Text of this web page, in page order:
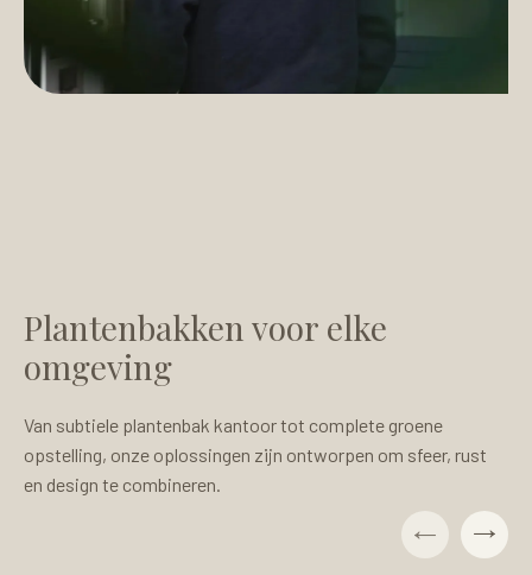
Plantenbakken voor elke
omgeving
Van subtiele plantenbak kantoor tot complete groene
opstelling, onze oplossingen zijn ontworpen om sfeer, rust
en design te combineren.